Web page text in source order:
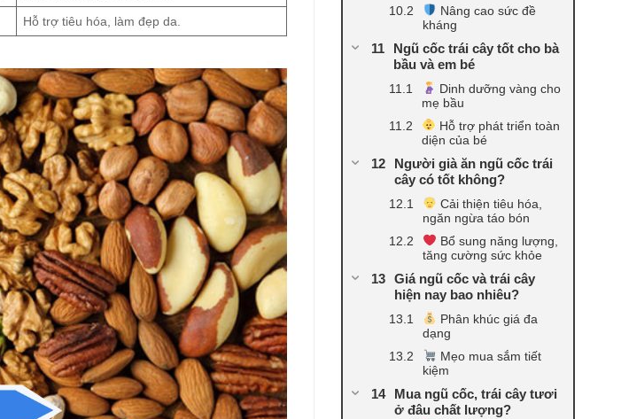
Hỗ trợ tiêu hóa, làm đẹp da.
Nâng cao sức đề
kháng
Ngũ cốc trái cây tốt cho bà
bầu và em bé
Dinh dưỡng vàng cho
mẹ bầu
Hỗ trợ phát triển toàn
diện của bé
Người già ăn ngũ cốc trái
cây có tốt không?
Cải thiện tiêu hóa,
ngăn ngừa táo bón
Bổ sung năng lượng,
tăng cường sức khỏe
Giá ngũ cốc và trái cây
hiện nay bao nhiêu?
Phân khúc giá đa
dạng
Mẹo mua sắm tiết
kiệm
Mua ngũ cốc, trái cây tươi
ở đâu chất lượng?